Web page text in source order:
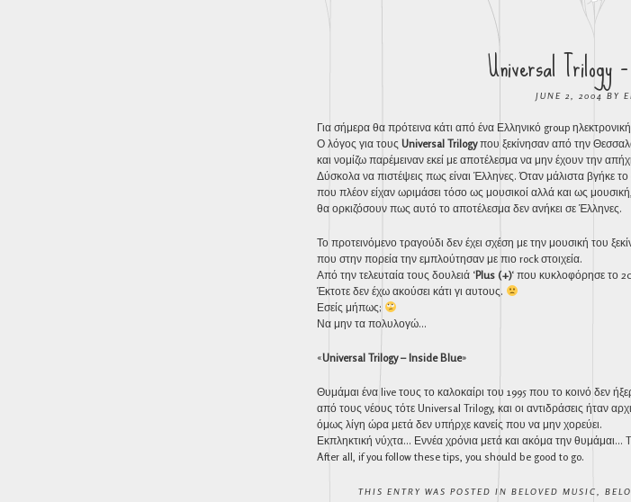
Universal Trilogy
JUNE 2, 2004 BY
Για σήμερα θα πρότεινα κάτι από ένα Ελληνικό group
Ο λόγος για τους Universal Trilogyπου ξεκίνησαν από την
και νομίζω παρέμειναν εκεί με αποτέλεσμα να μην έχουν την
Δύσκολα να πιστέψεις πως είναι Έλληνες. Όταν μάλιστα βγήκε το
που πλέον είχαν ωριμάσει τόσο ως μουσικοί αλλά και ως μουσική,
θα ορκιζόσουν πως αυτό το αποτέλεσμα δεν ανήκει σε Έλληνες.
Το προτεινόμενο τραγούδι δεν έχει σχέση με την μουσική του
που στην πορεία την εμπλούτησαν με πιο rock στοιχεία.
Από την τελευταία τους δουλειά ‘Plus (+)‘ που κυκλοφόρησε το
Έκτοτε δεν έχω ακούσει κάτι γι αυτους.
Εσείς μήπως;
Να μην τα πολυλογώ…
«Universal Trilogy – Inside Blue»
Θυμάμαι ένα live τους το καλοκαίρι του 1995 που το κοινό δεν
από τους νέους τότε Universal Trilogy, και οι αντιδράσεις ήταν
όμως λίγη ώρα μετά δεν υπήρχε κανείς που να μην χορεύει.
Εκπληκτική νύχτα… Εννέα χρόνια μετά και ακόμα την
After all, if you follow these tips, you should be good to go.
THIS ENTRY WAS POSTED IN BELOVED MUSIC